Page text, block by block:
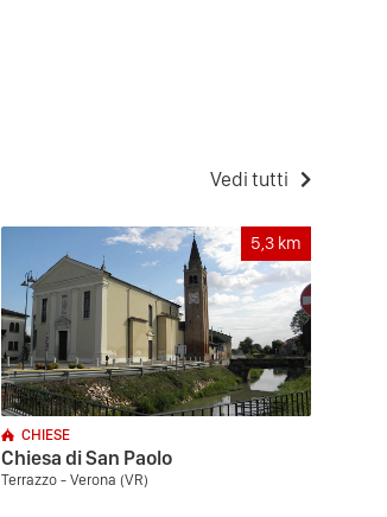
Vedi tutti
5,3 km
CHIESE
Chiesa di San Paolo
Terrazzo - Verona (VR)